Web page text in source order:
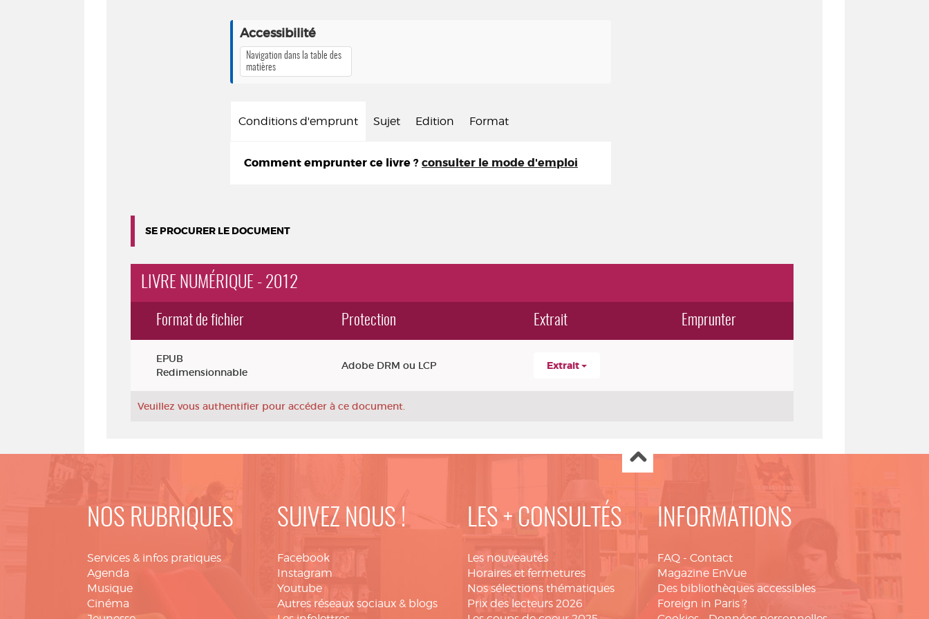
Accessibilité
Navigation dans la table des
matières
Conditions d'emprunt Sujet Edition Format
Comment emprunter ce livre ? consulter le mode d'emploi
SE PROCURER LE DOCUMENT
LIVRE NUMÉRIQUE - 2012
Format de fichier Protection Extrait Emprunter
EPUB
Redimensionnable
Adobe DRM ou LCP Extrait
Veuillez vous authentifier pour accéder à ce document.
NOS RUBRIQUES
Services & infos pratiques
Agenda
Musique
Cinéma
SUIVEZ NOUS !
Facebook
Instagram
Youtube
Autres réseaux sociaux & blogs
LES + CONSULTÉS
Les nouveautés
Horaires et fermetures
Nos sélections thématiques
Prix des lecteurs 2026
INFORMATIONS
FAQ - Contact
Magazine EnVue
Des bibliothèques accessibles
Foreign in Paris ?